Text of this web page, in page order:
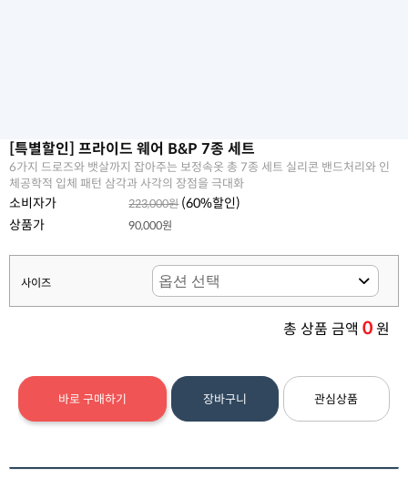
[특별할인] 프라이드 웨어 B&P 7종 세트
6가지 드로즈와 뱃살까지 잡아주는 보정속옷 총 7종 세트 실리콘 밴드처리와 인
체공학적 입체 패턴 삼각과 사각의 장점을 극대화
소비자가 223,000원 (60%할인)
상품가
90,000원
사이즈
총 상품 금액 0원
바로 구매하기 장바구니 관심상품